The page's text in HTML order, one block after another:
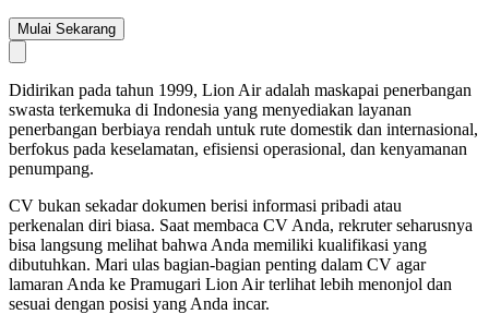
Mulai Sekarang
Didirikan pada tahun 1999, Lion Air adalah maskapai penerbangan
swasta terkemuka di Indonesia yang menyediakan layanan
penerbangan berbiaya rendah untuk rute domestik dan internasional,
berfokus pada keselamatan, efisiensi operasional, dan kenyamanan
penumpang.
CV bukan sekadar dokumen berisi informasi pribadi atau
perkenalan diri biasa. Saat membaca CV Anda, rekruter seharusnya
bisa langsung melihat bahwa Anda memiliki kualifikasi yang
dibutuhkan. Mari ulas bagian-bagian penting dalam CV agar
lamaran Anda ke Pramugari Lion Air terlihat lebih menonjol dan
sesuai dengan posisi yang Anda incar.